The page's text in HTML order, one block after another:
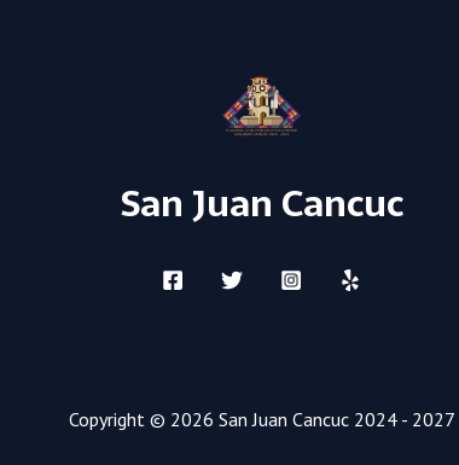
San Juan Cancuc
Copyright © 2026 San Juan Cancuc 2024 - 2027